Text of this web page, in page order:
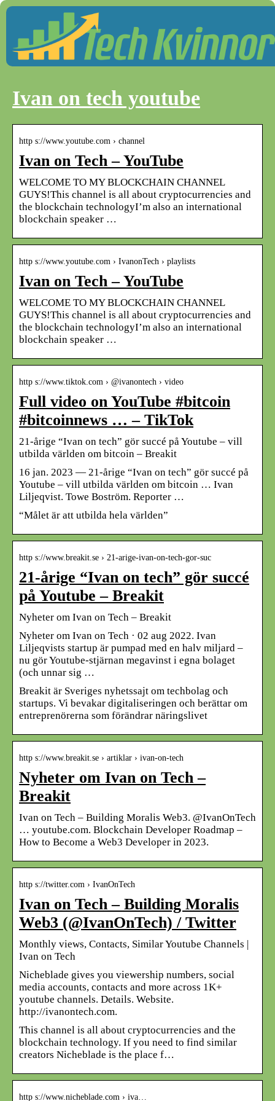
Ivan on tech youtube
http s://www.youtube.com › channel
Ivan on Tech – YouTube
WELCOME TO MY BLOCKCHAIN CHANNEL
GUYS!This channel is all about cryptocurrencies and
the blockchain technologyI’m also an international
blockchain speaker …
http s://www.youtube.com › IvanonTech › playlists
Ivan on Tech – YouTube
WELCOME TO MY BLOCKCHAIN CHANNEL
GUYS!This channel is all about cryptocurrencies and
the blockchain technologyI’m also an international
blockchain speaker …
http s://www.tiktok.com › @ivanontech › video
Full video on YouTube #bitcoin
#bitcoinnews … – TikTok
21-årige “Ivan on tech” gör succé på Youtube – vill
utbilda världen om bitcoin – Breakit
16 jan. 2023 — 21-årige “Ivan on tech” gör succé på
Youtube – vill utbilda världen om bitcoin … Ivan
Liljeqvist. Towe Boström. Reporter …
“Målet är att utbilda hela världen”
http s://www.breakit.se › 21-arige-ivan-on-tech-gor-suc
21-årige “Ivan on tech” gör succé
på Youtube – Breakit
Nyheter om Ivan on Tech – Breakit
Nyheter om Ivan on Tech · 02 aug 2022. Ivan
Liljeqvists startup är pumpad med en halv miljard –
nu gör Youtube-stjärnan megavinst i egna bolaget
(och unnar sig …
Breakit är Sveriges nyhetssajt om techbolag och
startups. Vi bevakar digitaliseringen och berättar om
entreprenörerna som förändrar näringslivet
http s://www.breakit.se › artiklar › ivan-on-tech
Nyheter om Ivan on Tech –
Breakit
Ivan on Tech – Building Moralis Web3. @IvanOnTech
… youtube.com. Blockchain Developer Roadmap –
How to Become a Web3 Developer in 2023.
http s://twitter.com › IvanOnTech
Ivan on Tech – Building Moralis
Web3 (@IvanOnTech) / Twitter
Monthly views, Contacts, Similar Youtube Channels |
Ivan on Tech
Nicheblade gives you viewership numbers, social
media accounts, contacts and more across 1K+
youtube channels. Details. Website.
http://ivanontech.com.
This channel is all about cryptocurrencies and the
blockchain technology. If you need to find similar
creators Nicheblade is the place f…
http s://www.nicheblade.com › iva…